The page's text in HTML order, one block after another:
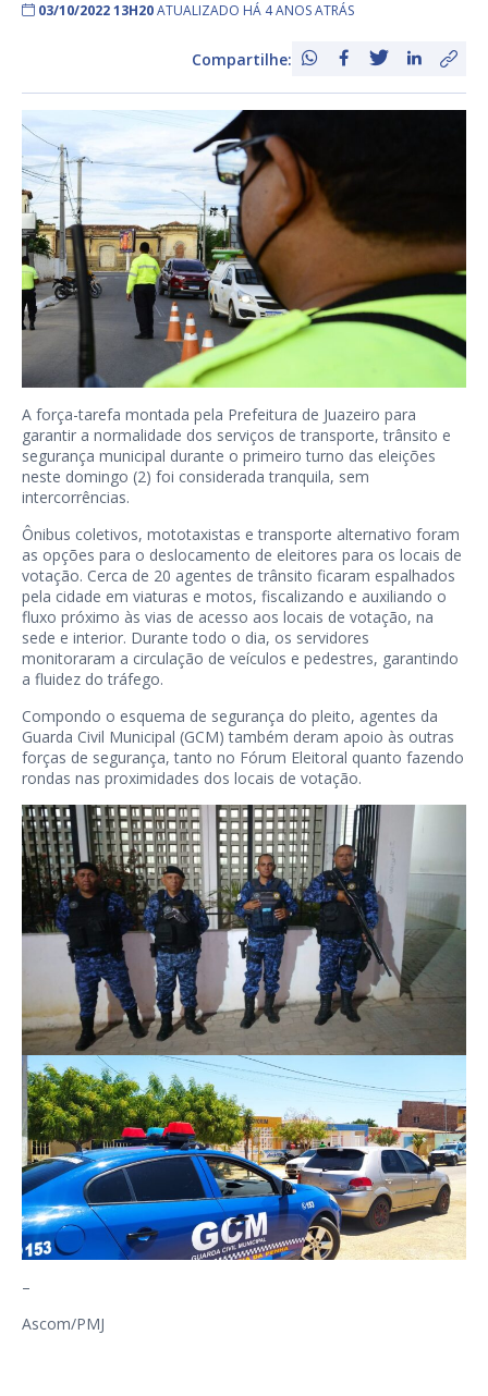
03/10/2022 13H20ATUALIZADO HÁ 4 ANOS ATRÁS
Compartilhe:
A força-tarefa montada pela Prefeitura de Juazeiro para
garantir a normalidade dos serviços de transporte, trânsito e
segurança municipal durante o primeiro turno das eleições
neste domingo (2) foi considerada tranquila, sem
intercorrências.
Ônibus coletivos, mototaxistas e transporte alternativo foram
as opções para o deslocamento de eleitores para os locais de
votação. Cerca de 20 agentes de trânsito ficaram espalhados
pela cidade em viaturas e motos, fiscalizando e auxiliando o
fluxo próximo às vias de acesso aos locais de votação, na
sede e interior. Durante todo o dia, os servidores
monitoraram a circulação de veículos e pedestres, garantindo
a fluidez do tráfego.
Compondo o esquema de segurança do pleito, agentes da
Guarda Civil Municipal (GCM) também deram apoio às outras
forças de segurança, tanto no Fórum Eleitoral quanto fazendo
rondas nas proximidades dos locais de votação.
–
Ascom/PMJ